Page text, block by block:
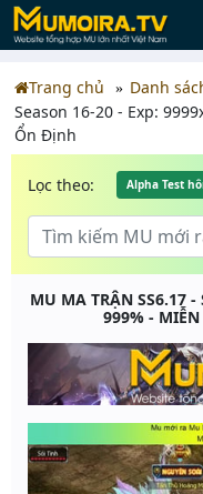
Trang chủ Danh
Season 16-20 - Exp:
Ổn Định
Lọc theo: Alpha Test
MU MA TRẬN SS6.17 -
999% -